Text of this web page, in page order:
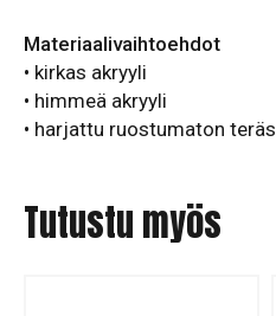
Materiaalivaihtoehdot
• kirkas akryyli
• himmeä akryyli
• harjattu ruostumaton teräs
Tutustu myös